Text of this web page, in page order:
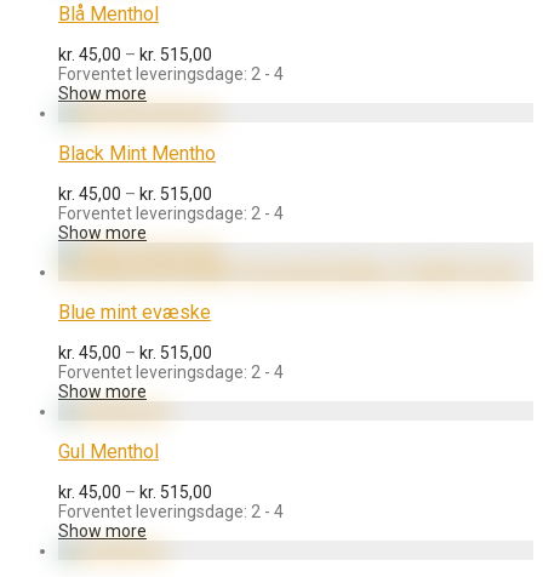
Blå Menthol
kr. 45,00 – kr. 515,00
kr. 45,00
Forventet leveringsdage: 2 - 4
Show more
Black Mint Mentho
kr. 45,00 – kr. 515,00
kr. 45,00
Forventet leveringsdage: 2 - 4
Show more
Blue mint evæske
kr. 45,00 – kr. 515,00
kr. 45,00
Forventet leveringsdage: 2 - 4
Show more
Gul Menthol
kr. 45,00 – kr. 515,00
kr. 45,00
Forventet leveringsdage: 2 - 4
Show more